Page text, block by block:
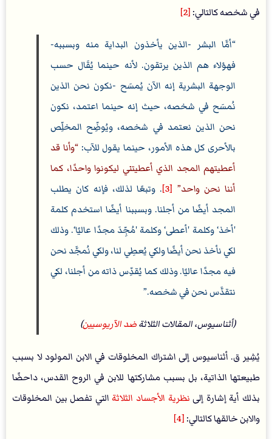
في شخصه كالتالي: [2]
أمَّا البشر -الذين يأخذون البداية منه وبسببه-
فهؤلاء هم الذين يرتقون. لأنه حينما يُقَال حسب
الوجهة البشرية إنه الآن يُمسَح -نكون نحن الذين
نُمسَح في شخصه، حيث إنه حينما اعتمد، نكون
نحن الذين نعتمد في شخصه، ويُوضِّح المخلِّص
بالأحرى كل هذه الأمور، حينما يقول للآب: وأنا قد
أعطيتهم المجد الذي أعطيتني ليكونوا واحدًا، كما
أننا نحن واحد
[3] . وتبعًا لذلك، فإنه كان يطلب
المجد أيضًا من أجلنا. وبسببنا أيضًا استخدم كلمة
'أخذ‘ وكلمة 'أعطى‘ وكلمة 'مُجِّدَ مجدًا عاليًا‘. وذلك
لكي نأخذ نحن أيضًا ولكي يُعطِي لنا، ولكي نُمجَّد نحن
فيه مجدًا عاليًا. وذلك كما يُقدِّس ذاته من أجلنا، لكي
نتقدَّس نحن في شخصه.
(أثناسيوس، المقالات الثلاثةضد الآريوسيين)
يُشِير ق. أثناسيوس إلى اشتراك المخلوقات في الابن المولود لا بسبب
طبيعتها الذاتية، بل بسبب مشاركتها للابن في الروح القدس، داحضًا
بذلك أية إشارة إلى نظرية الأجساد الثلاثةالتي تفصل بين المخلوقات
والابن خالقها كالتالي: [4]